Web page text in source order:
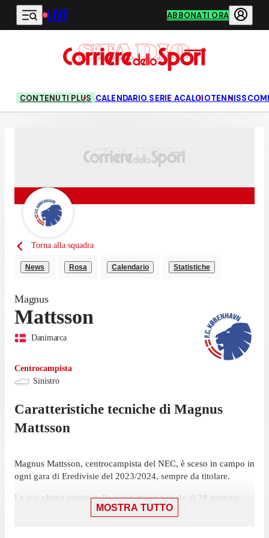
Vai al contenuto principale
LIVE ABBONATI ORA
CONTENUTI PLUS CALENDARIO SERIE ACALCIOTENNIS
Torna alla squadra
News Rosa Calendario Statistiche
Magnus
Mattsson
Danimarca
Centrocampista
Sinistro
Caratteristiche tecniche di Magnus
Mattsson
Magnus Mattsson, centrocampista del NEC, è sceso in campo in
ogni gara di Eredivisie del 2023/2024, sempre da titolare.
La sua ultima partita nella competizione risale al 28 gennaio,
con la maglia del NEC contro Go Ahead Eagles. In quella
MOSTRA TUTTO